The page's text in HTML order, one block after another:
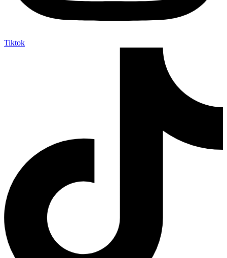
Tiktok